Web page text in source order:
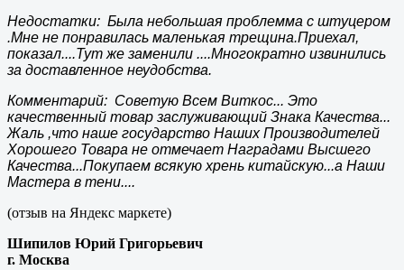
Недостатки: Была небольшая проблемма с штуцером
.Мне не понравилась маленькая трещина.Приехал,
показал....Тут же заменили ....Многократно извинились
за доставленное неудобства.
Комментарий: Советую Всем Виткос... Это
качественный товар заслуживающий Знака Качества...
Жаль ,что наше государство Наших Производителей
Хорошего Товара не отмечает Наградами Высшего
Качества...Покупаем всякую хрень китайскую...а Наши
Мастера в тени....
(отзыв на Яндекс маркете)
Шипилов Юрий Григорьевич
г. Москва